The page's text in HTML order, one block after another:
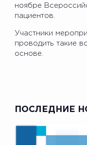
ноябре
пациентов.
Участники
проводить такие
основе.
ПОСЛЕДНИЕ